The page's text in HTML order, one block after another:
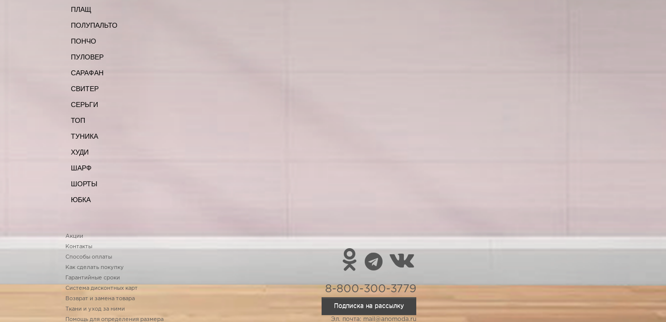
ПЛАЩ
ПОЛУПАЛЬТО
ПОНЧО
ПУЛОВЕР
САРАФАН
СВИТЕР
СЕРЬГИ
ТОП
ТУНИКА
ХУДИ
ШАРФ
ШОРТЫ
ЮБКА
Акции
Контакты
Способы оплаты
Как сделать покупку
Гарантийные сроки
Система дисконтных карт
Возврат и замена товара
Ткани и уход за ними
Помощь для определения размера
8-800-300-3779
Подписка на рассылку
Эл. почта: mail@anomoda.ru